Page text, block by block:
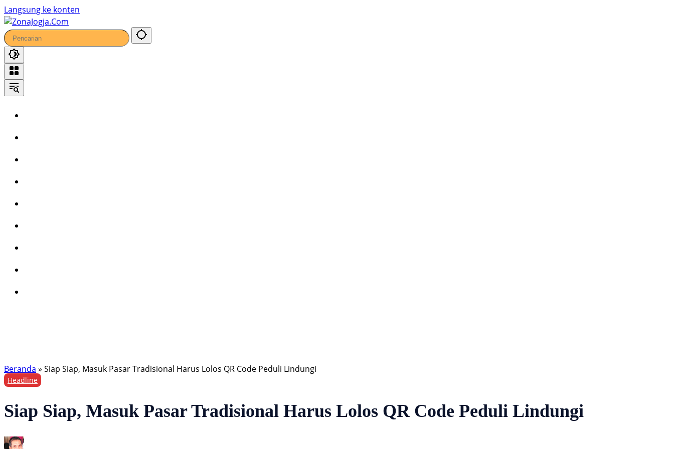
Langsung ke konten
Beranda » Siap Siap, Masuk Pasar Tradisional Harus Lolos QR Code Peduli Lindungi
Headline
Siap Siap, Masuk Pasar Tradisional Harus Lolos QR Code Peduli Lindungi